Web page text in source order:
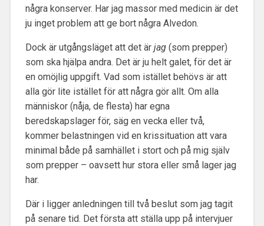
några konserver. Har jag massor med medicin är det
ju inget problem att ge bort några Alvedon.
Dock är utgångsläget att det är jag(som prepper)
som ska hjälpa andra. Det är ju helt galet, för det är
en omöjlig uppgift. Vad som istället behövs är att
alla gör lite istället för att några gör allt. Om alla
människor (nåja, de flesta) har egna
beredskapslager för, säg en vecka eller två,
kommer belastningen vid en krissituation att vara
minimal både på samhället i stort och på mig själv
som prepper – oavsett hur stora eller små lager jag
har.
Där i ligger anledningen till två beslut som jag tagit
på senare tid. Det första att ställa upp på intervjuer